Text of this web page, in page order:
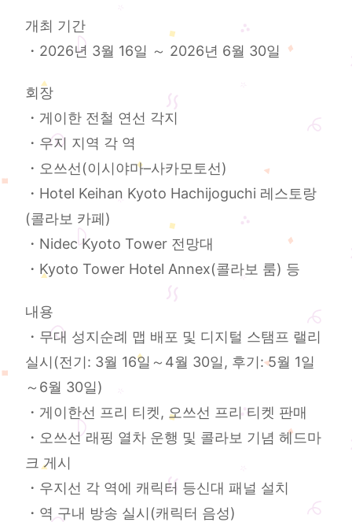
개최 기간
・2026년 3월 16일 ～ 2026년 6월 30일
회장
・게이한 전철 연선 각지
・우지 지역 각 역
・오쓰선(이시야마–사카모토선)
・Hotel Keihan Kyoto Hachijoguchi 레스토랑
(콜라보 카페)
・Nidec Kyoto Tower 전망대
・Kyoto Tower Hotel Annex(콜라보 룸) 등
내용
・무대 성지순례 맵 배포 및 디지털 스탬프 랠리
실시(전기: 3월 16일～4월 30일, 후기: 5월 1일
～6월 30일)
・게이한선 프리 티켓, 오쓰선 프리 티켓 판매
・오쓰선 래핑 열차 운행 및 콜라보 기념 헤드마
크 게시
・우지선 각 역에 캐릭터 등신대 패널 설치
・역 구내 방송 실시(캐릭터 음성)